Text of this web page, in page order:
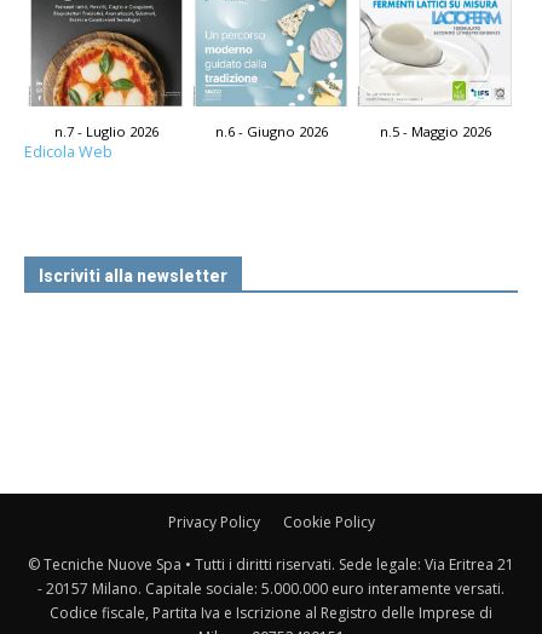
n.7 - Luglio 2026 n.6 - Giugno 2026 n.5 - Maggio 2026
Edicola Web
Iscriviti alla newsletter
Privacy Policy Cookie Policy
© Tecniche Nuove Spa • Tutti i diritti riservati. Sede legale: Via Eritrea 21
- 20157 Milano. Capitale sociale: 5.000.000 euro interamente versati.
Codice fiscale, Partita Iva e Iscrizione al Registro delle Imprese di